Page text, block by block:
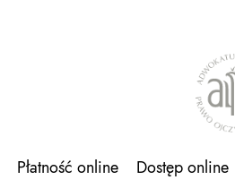
Płatność online Dostęp online